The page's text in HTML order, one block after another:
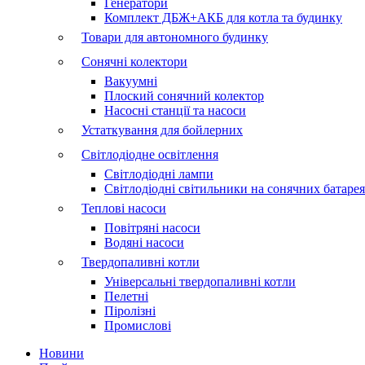
Генератори
Комплект ДБЖ+АКБ для котла та будинку
Товари для автономного будинку
Сонячні колектори
Вакуумні
Плоский сонячний колектор
Насосні станції та насоси
Устаткування для бойлерних
Світлодіодне освітлення
Світлодіодні лампи
Світлодіодні світильники на сонячних
Теплові насоси
Повітряні насоси
Водяні насоси
Твердопаливні котли
Універсальні твердопаливні котли
Пелетні
Піролізні
Промислові
Новини